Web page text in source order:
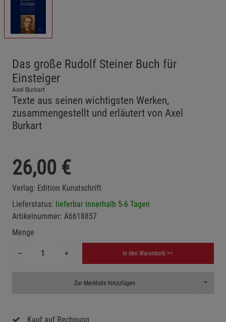
Das große Rudolf Steiner Buch für
Einsteiger
Axel Burkart
Texte aus seinen wichtigsten Werken,
zusammengestellt und erläutert von Axel
Burkart
26,00 €
Verlag: Edition Kunstschrift
Lieferstatus: lieferbar innerhalb 5-6 Tagen
Artikelnummer: A6618857
Menge
In den Warenkorb >>
Zur Merkliste hinzufügen Toggle
Kauf auf Rechnung